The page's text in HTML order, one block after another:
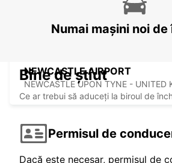
NEWCASTLE AIRPORT
NEWCASTLE UPON TYNE - UNITED
Numai mașini noi
Bine de știut
Ce ar trebui să aduceți la biroul de
Permisul de
Dacă este necesar, permisul de